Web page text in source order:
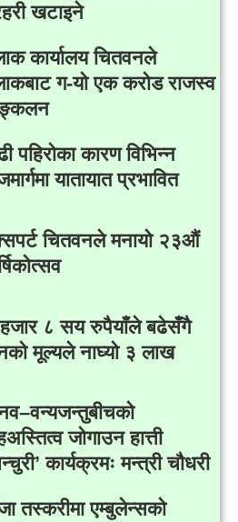
खटाइने
कार्यालय चितवनले
ग-यो एक करोड राजस्व
पहिरोका कारण विभिन्न
यातायात प्रभावित
चितवनले मनायो २३औं
८ सय रुपैयाँले बढेसँगै
मूल्यले नाघ्यो ३ लाख
जोगाउन हात्ती
कार्यक्रमः मन्त्री चौधरी
तस्करीमा एम्बुलेन्सको